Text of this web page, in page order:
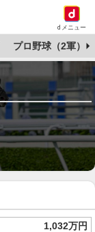
dメニュー
プロ野球（2軍）
1,032万円